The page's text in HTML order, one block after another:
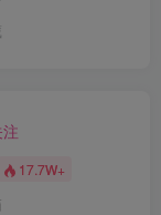
17.7W+